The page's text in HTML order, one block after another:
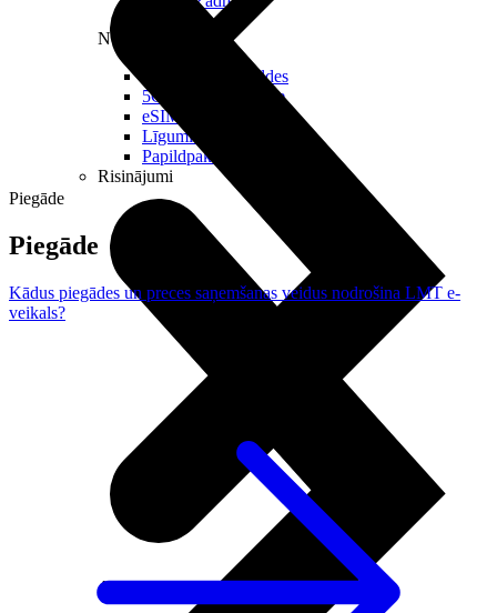
Noderīgi
Jautājumi un atbildes
5G pārklājuma karte
eSIM tehnoloģija
Līgumi un noteikumi
Papildpakalpojumi
Risinājumi
Audio
Piegāde
Piegāde
Kādus piegādes un preces saņemšanas veidus nodrošina LMT e-
veikals?